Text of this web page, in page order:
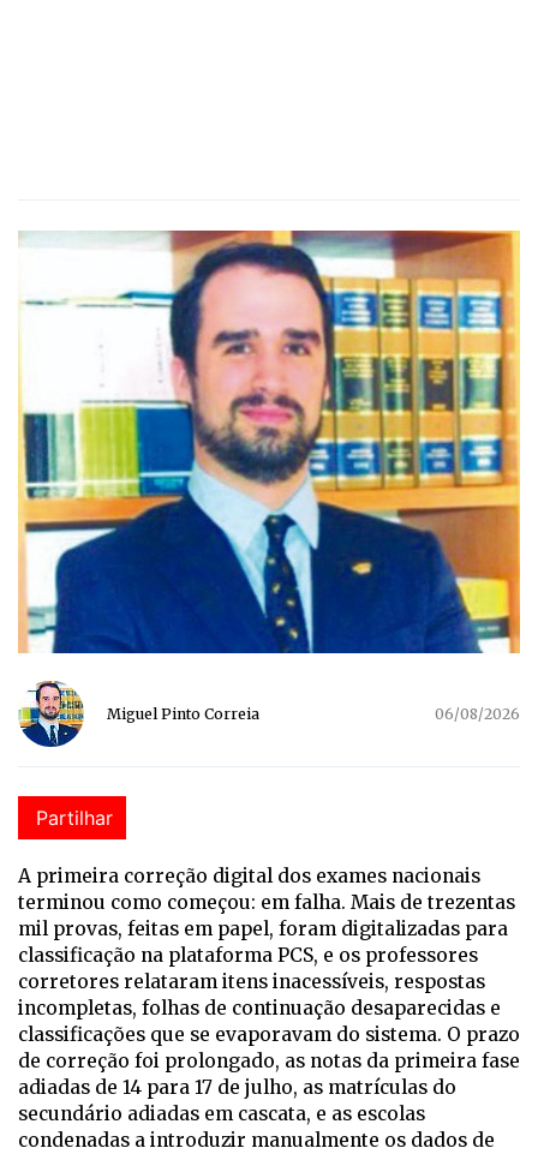
Miguel Pinto Correia 06/08/2026
Partilhar
A primeira correção digital dos exames nacionais
terminou como começou: em falha. Mais de trezentas
mil provas, feitas em papel, foram digitalizadas para
classificação na plataforma PCS, e os professores
corretores relataram itens inacessíveis, respostas
incompletas, folhas de continuação desaparecidas e
classificações que se evaporavam do sistema. O prazo
de correção foi prolongado, as notas da primeira fase
adiadas de 14 para 17 de julho, as matrículas do
secundário adiadas em cascata, e as escolas
condenadas a introduzir manualmente os dados de